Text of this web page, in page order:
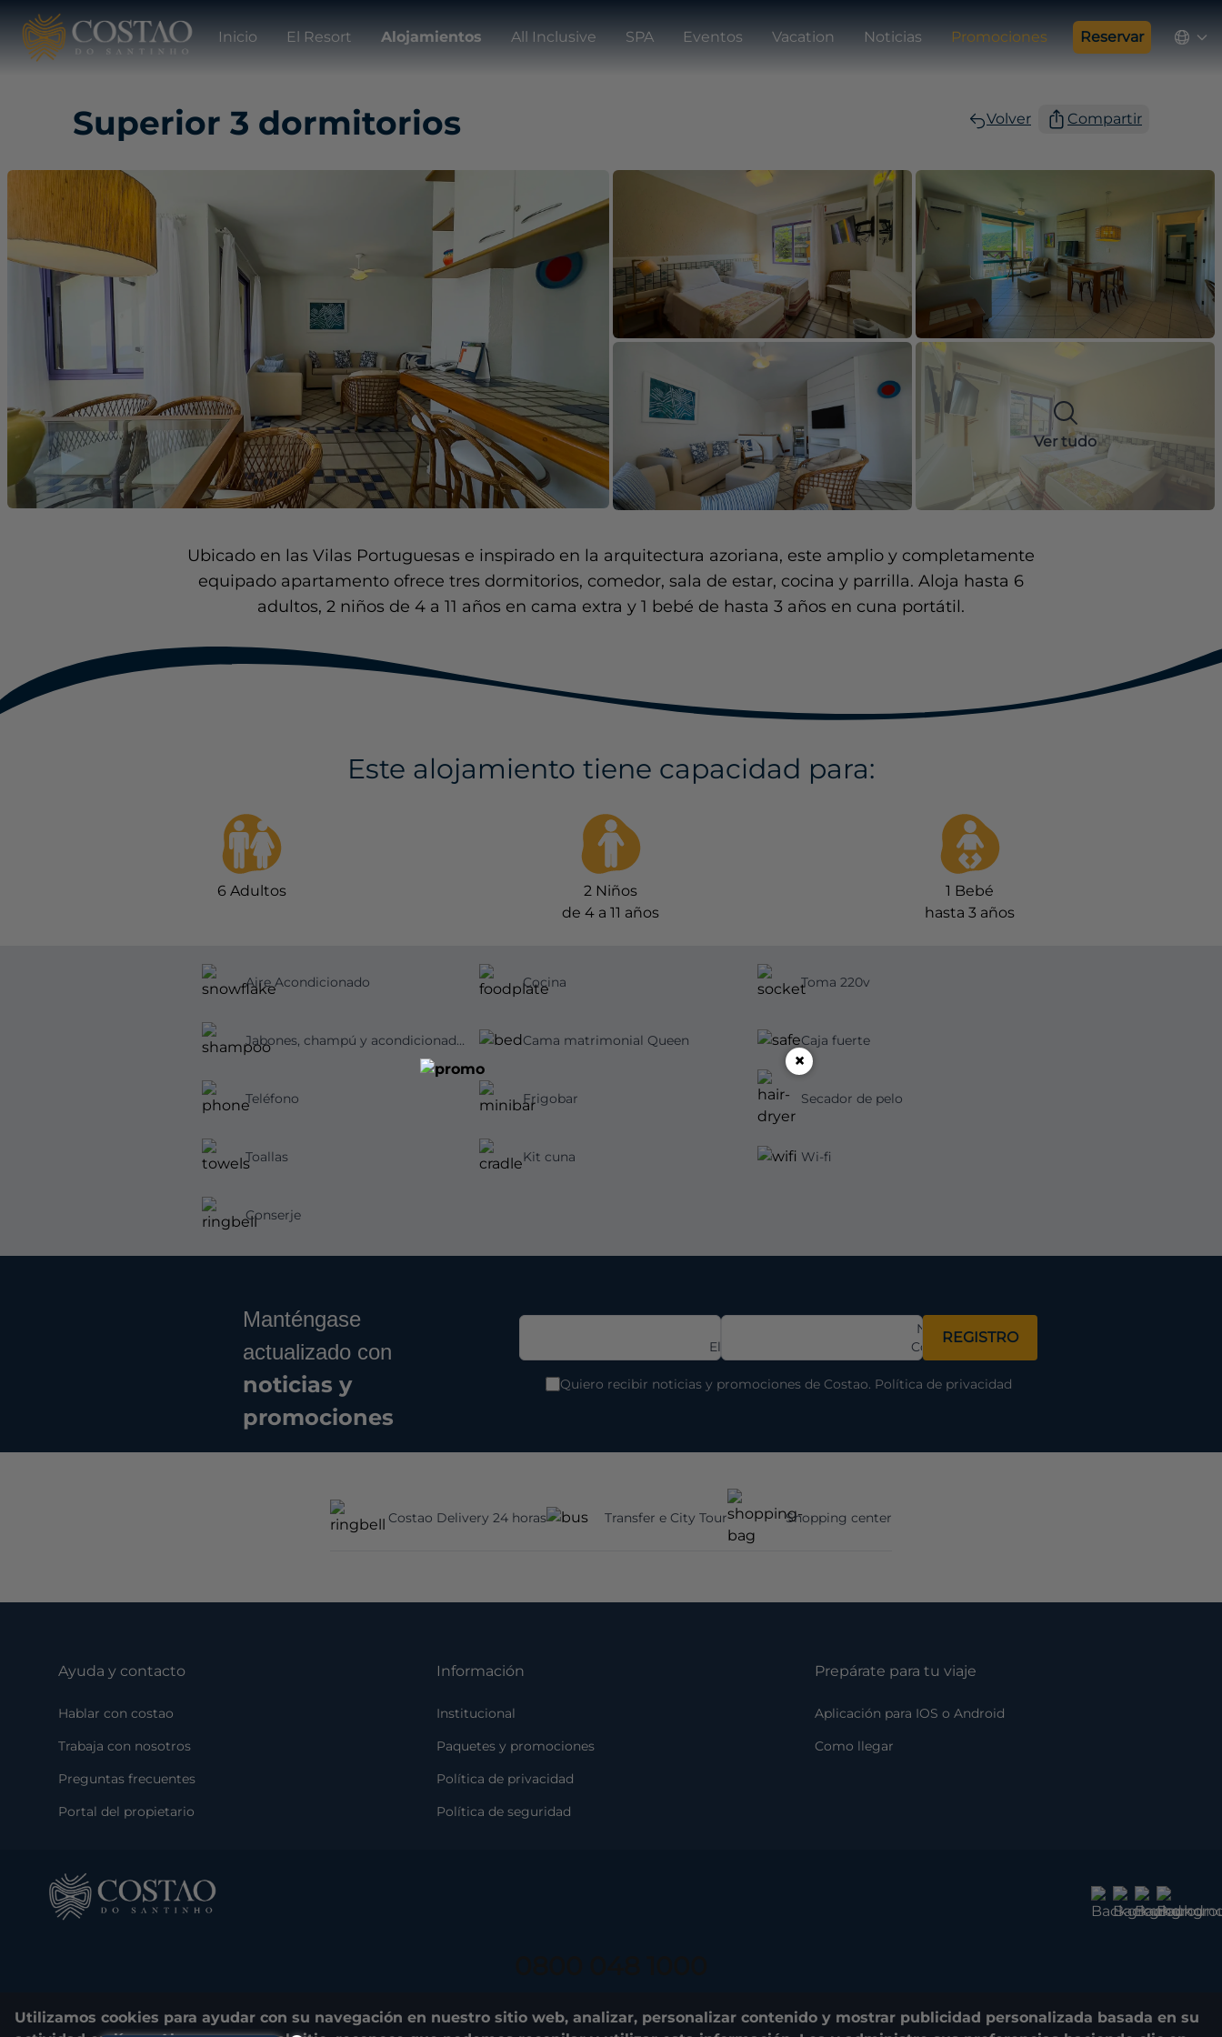
Utilizamos cookies para ayudar con su navegación en nuestro sitio web, analizar, personalizar contenido y mostrar publicidad personalizada basada en su
Inicio El Resort Alojamientos All Inclusive SPA Eventos Vacation Noticias Promociones Reservar
Superior 3 dormitorios Volver Compartir
Ver tudo
Ubicado en las Vilas Portuguesas e inspirado en la arquitectura azoriana, este amplio y completamente
equipado apartamento ofrece tres dormitorios, comedor, sala de estar, cocina y parrilla. Aloja hasta 6
adultos, 2 niños de 4 a 11 años en cama extra y 1 bebé de hasta 3 años en cuna portátil.
Este alojamiento tiene capacidad para:
6 Adultos 2 Niños
de 4 a 11 años
1 Bebé
hasta 3 años
Aire Acondicionado Cocina Toma 220v
Jabones, champú y acondicionador Cama matrimonial Queen Caja fuerte
Teléfono Frigobar Secador de pelo
Toallas Kit cuna Wi-fi
Conserje
Manténgase
actualizado con
noticias y
promociones
Electrónico
Nombre
Completo
REGISTRO
Quiero recibir noticias y promociones de Costao. Política de privacidad
Costao Delivery 24 horas Transfer e City Tour Shopping center
Ayuda y contacto
Hablar con costao
Trabaja con nosotros
Preguntas frecuentes
Portal del propietario
Información
Institucional
Paquetes y promociones
Política de privacidad
Política de seguridad
Prepárate para tu viaje
Aplicación para IOS o Android
Como llegar
© 2025. Costão do Santinho. All rights reserved.
×